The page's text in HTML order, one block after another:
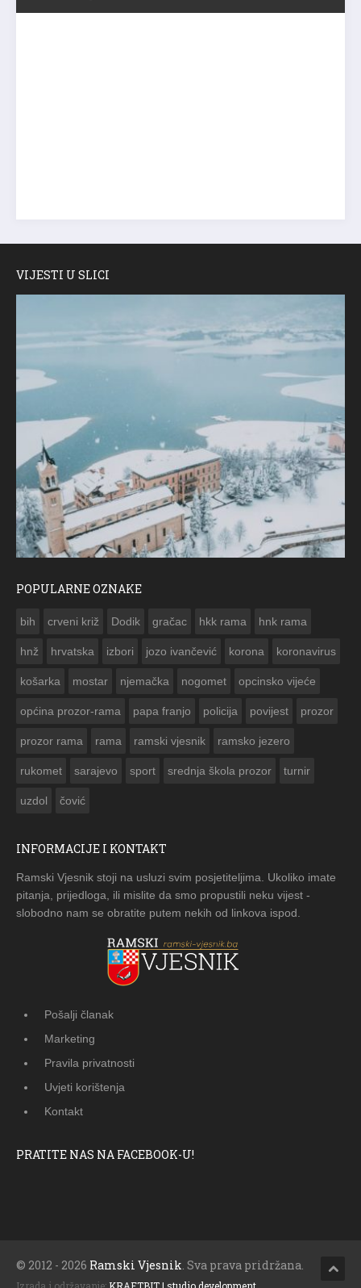
VIJESTI U SLICI
POPULARNE OZNAKE
bih crveni križ Dodik gračac hkk rama hnk rama
hnž hrvatska izbori jozo ivančević korona koronavirus
košarka mostar njemačka nogomet opcinsko vijeće
općina prozor-rama papa franjo policija povijest prozor
prozor rama rama ramski vjesnik ramsko jezero
rukomet sarajevo sport srednja škola prozor turnir
uzdol čović
INFORMACIJE I KONTAKT
Ramski Vjesnik stoji na usluzi svim posjetiteljima. Ukoliko imate
pitanja, prijedloga, ili mislite da smo propustili neku vijest -
slobodno nam se obratite putem nekih od linkova ispod.
Pošalji članak
Marketing
Pravila privatnosti
Uvjeti korištenja
Kontakt
PRATITE NAS NA FACEBOOK-U!
© 2012 - 2026 Ramski Vjesnik . Sva prava pridržana.
Izrada i održavanje: KRAFTBIT | studio development